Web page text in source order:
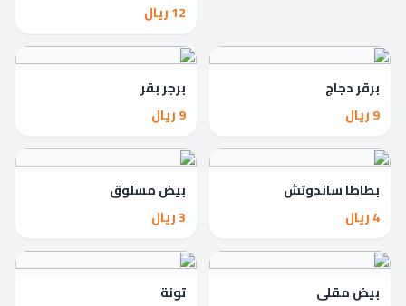
12 ريال
برقر دجاج
9 ريال
برجر بقر
9 ريال
بطاطا ساندوتش
4 ريال
بيض مسلوق
3 ريال
بيض مقلي
تونة